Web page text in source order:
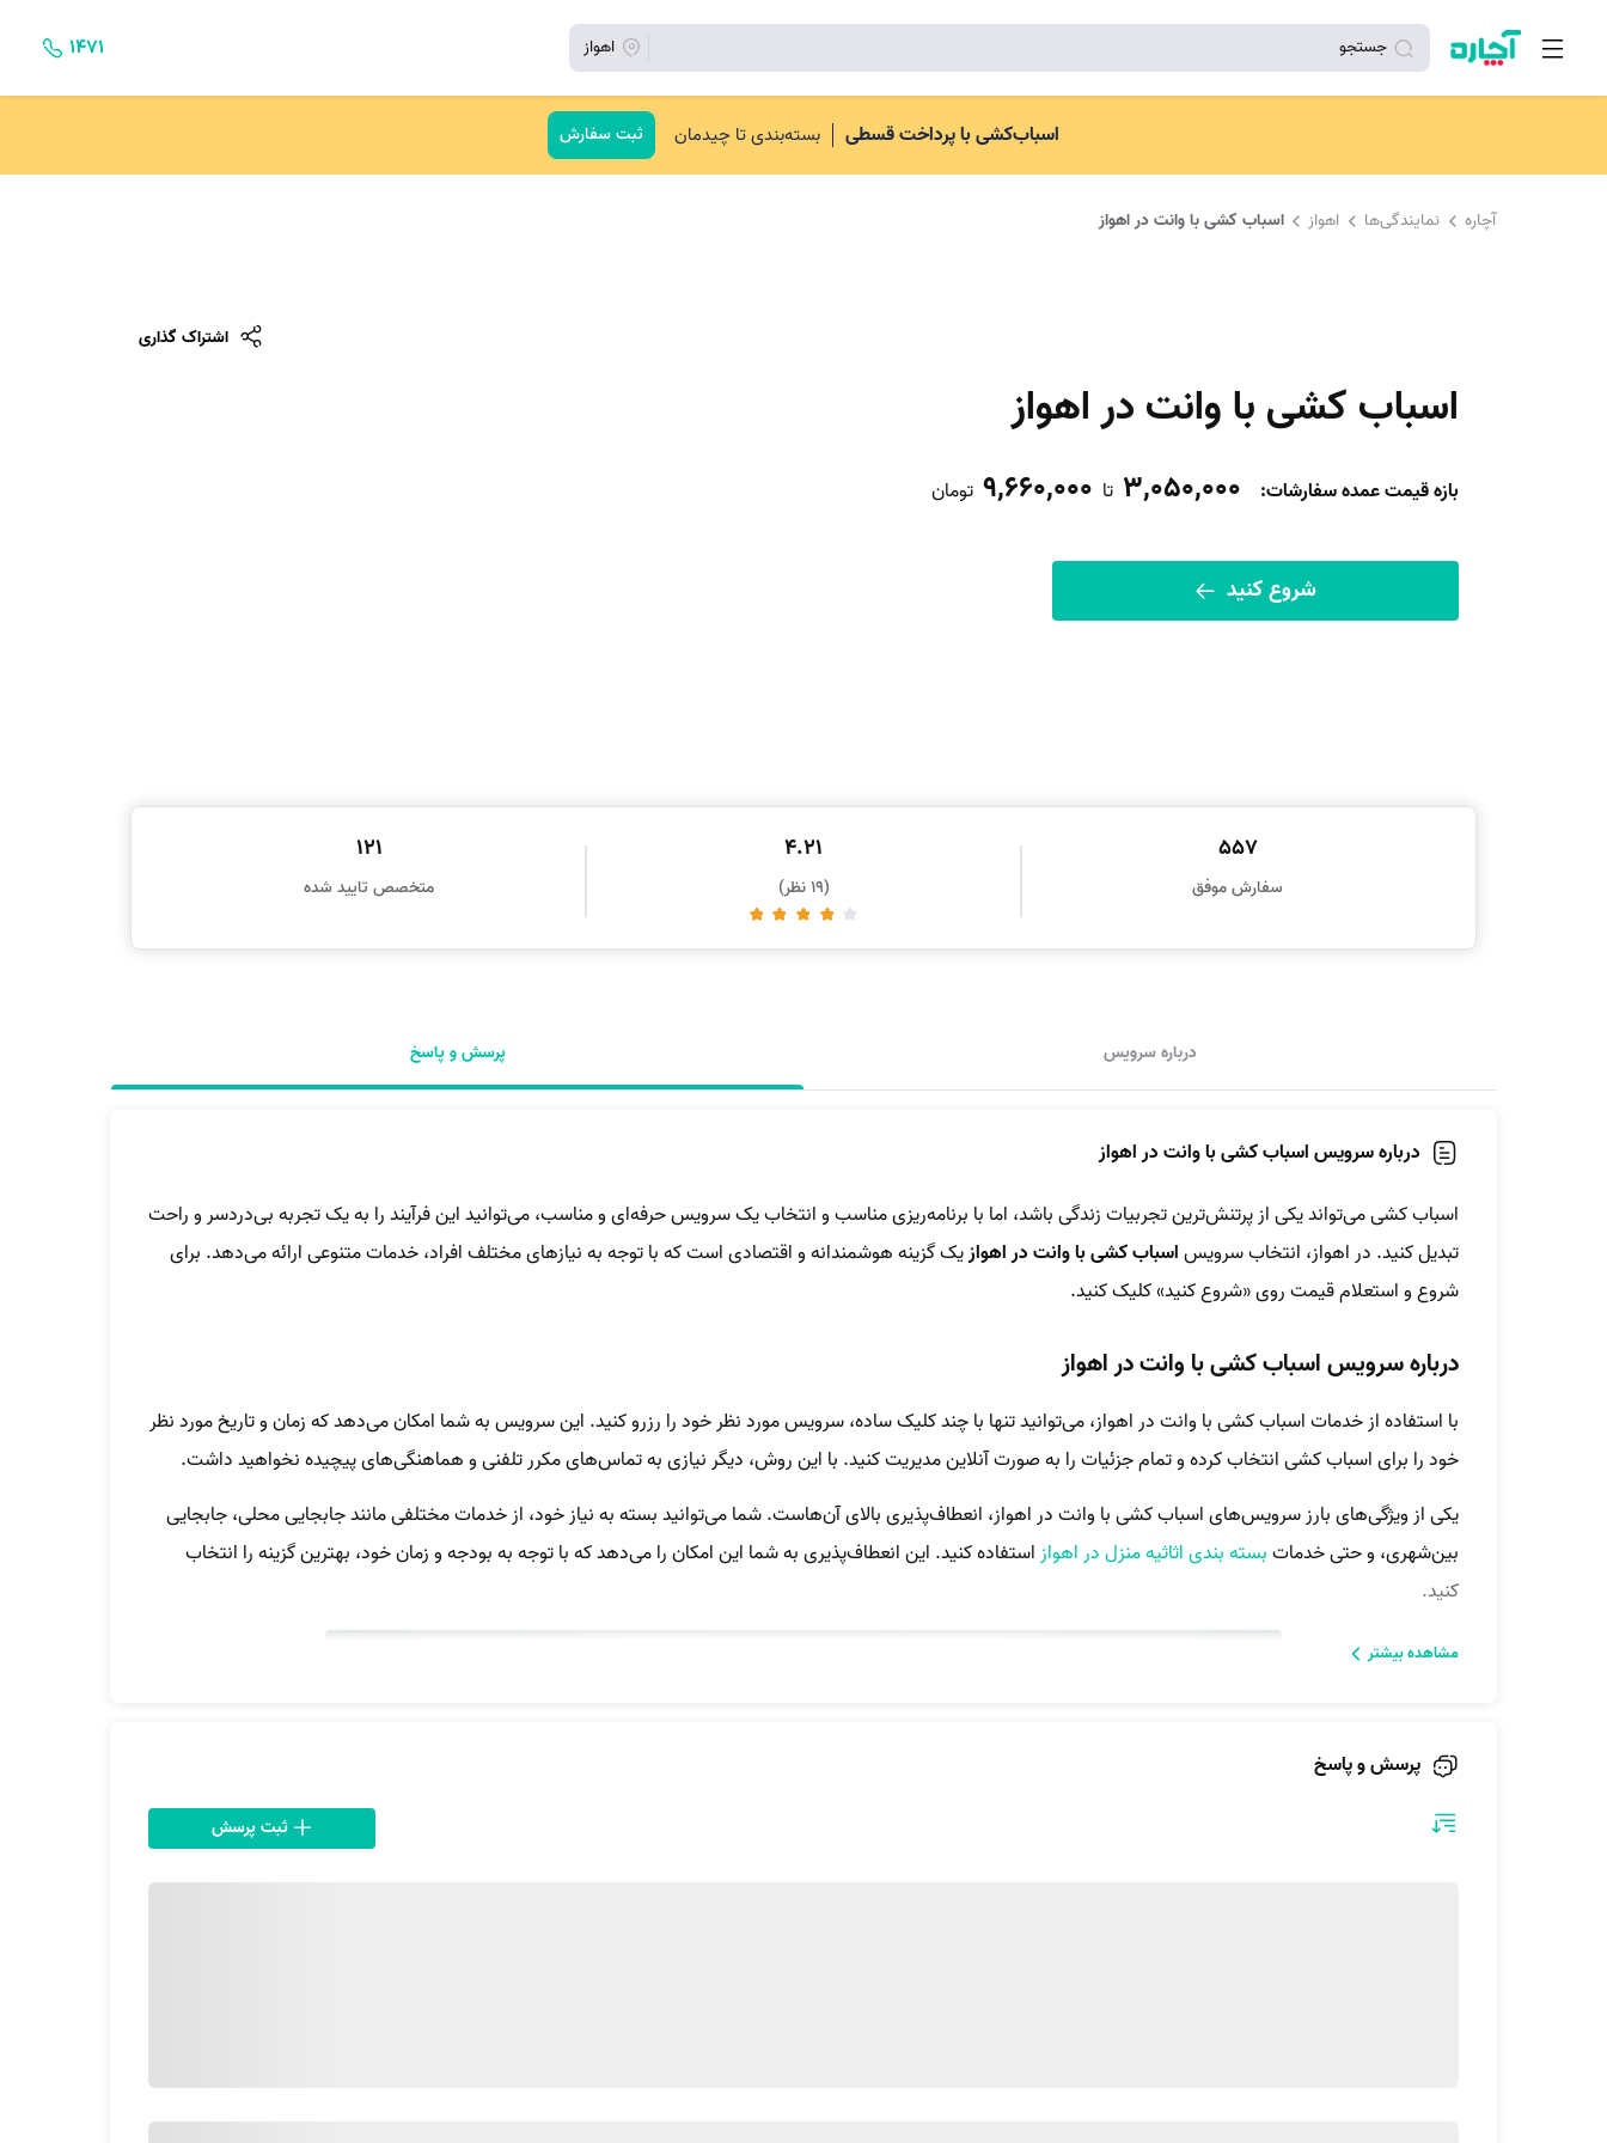
جستجو اهواز ۱۴۷۱
اسباب‌کشی با پرداخت قسطی بسته‌بندی تا چیدمان ثبت سفارش
آچاره نمایندگی‌ها اهواز اسباب کشی با وانت در اهواز
اشتراک گذاری
اسباب کشی با وانت در اهواز
بازه قیمت عمده سفارشات:
3,050,000 تا 9,660,000 تومان
شروع کنید
557
سفارش موفق
4.21
(19 نظر)
121
متخصص تایید شده
درباره سرویس پرسش و پاسخ
درباره سرویس اسباب کشی با وانت در اهواز
اسباب کشی می‌تواند یکی از پرتنش‌ترین تجربیات زندگی باشد، اما با برنامه‌ریزی مناسب و انتخاب یک سرویس حرفه‌ای و مناسب، می‌توانید این فرآیند را به یک تجربه بی‌دردسر و راحت
تبدیل کنید. در اهواز، انتخاب سرویساسباب کشی با وانت در اهوازیک گزینه هوشمندانه و اقتصادی است که با توجه به نیازهای مختلف افراد، خدمات متنوعی ارائه می‌دهد. برای
شروع و استعلام قیمت روی «شروع کنید» کلیک کنید.
درباره سرویس اسباب کشی با وانت در اهواز
با استفاده از خدمات اسباب کشی با وانت در اهواز، می‌توانید تنها با چند کلیک ساده، سرویس مورد نظر خود را رزرو کنید. این سرویس به شما امکان می‌دهد که زمان و تاریخ مورد نظر
خود را برای اسباب کشی انتخاب کرده و تمام جزئیات را به صورت آنلاین مدیریت کنید. با این روش، دیگر نیازی به تماس‌های مکرر تلفنی و هماهنگی‌های پیچیده نخواهید داشت.
یکی از ویژگی‌های بارز سرویس‌های اسباب کشی با وانت در اهواز، انعطاف‌پذیری بالای آن‌هاست. شما می‌توانید بسته به نیاز خود، از خدمات مختلفی مانند جابجایی محلی، جابجایی
بین‌شهری، و حتی خدماتبسته بندی اثاثیه منزل در اهوازاستفاده کنید. این انعطاف‌پذیری به شما این امکان را می‌دهد که با توجه به بودجه و زمان خود، بهترین گزینه را انتخاب
کنید.
مشاهده بیشتر
پرسش و پاسخ